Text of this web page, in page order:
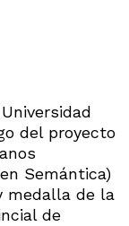
del proyecto
Semántica)
medalla de la
de